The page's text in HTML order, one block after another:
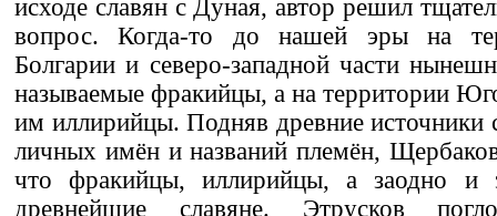
исходе славян с Дуная, автор решил
вопрос. Когда-то до нашей эры на
Болгарии и северо-западной части
называемые фракийцы, а на территории
им иллирийцы. Подняв древние источники
личных имён и названий племён,
что фракийцы, иллирийцы, а заодно и
древнейшие славяне. Этрусков